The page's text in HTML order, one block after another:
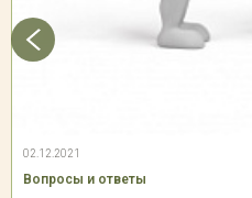
02.12.2021
Вопросы и ответы